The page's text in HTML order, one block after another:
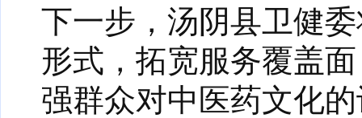
下一步，汤阴县卫健
形式，拓宽服务覆盖
强群众对中医药文化